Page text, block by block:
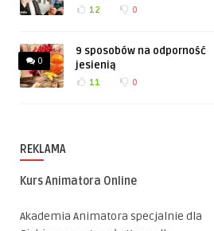
12 0
0
9 sposobów na odporność
jesienią
11 0
REKLAMA
Kurs Animatora Online
Akademia Animatora specjalnie dla